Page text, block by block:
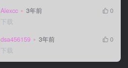
Alexcc 3年前
0
下载
dsa456159 3年前
0
下载
Alexcc 3年前
0
下载
dsa456159 3年前
0
下载